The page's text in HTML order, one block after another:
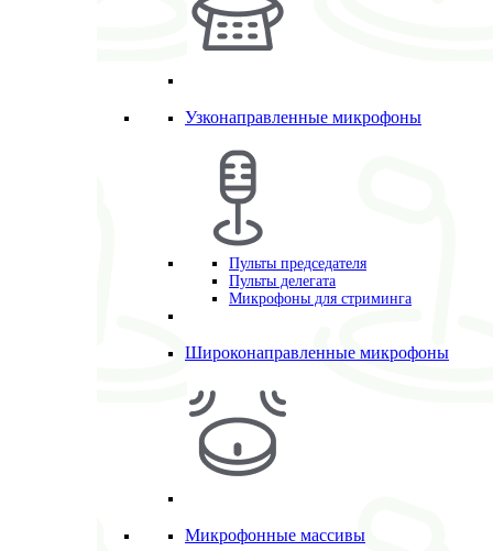
Узконаправленные микрофоны
Пульты председателя
Пульты делегата
Микрофоны для стриминга
Широконаправленные микрофоны
Микрофонные массивы